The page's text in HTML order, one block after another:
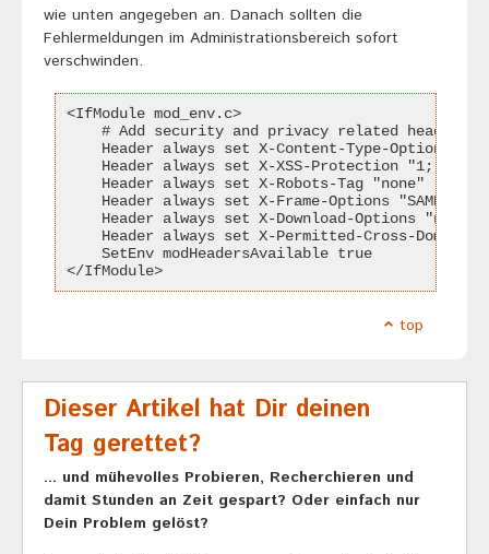
wie unten angegeben an. Danach sollten die
Fehlermeldungen im Administrationsbereich sofort
verschwinden.
<IfModule mod_env.c>
# Add security and privacy related headers
Header always set X-Content-Type-Options
Header always set X-XSS-Protection "1;
Header always set X-Robots-Tag "none"
Header always set X-Frame-Options
Header always set X-Download-Options
Header always set X-Permitted-Cross-Domain-
SetEnv modHeadersAvailable true
</IfModule>
top
Dieser Artikel hat Dir deinen
Tag gerettet?
... und mühevolles Probieren, Recherchieren und
damit Stunden an Zeit gespart? Oder einfach nur
Dein Problem gelöst?